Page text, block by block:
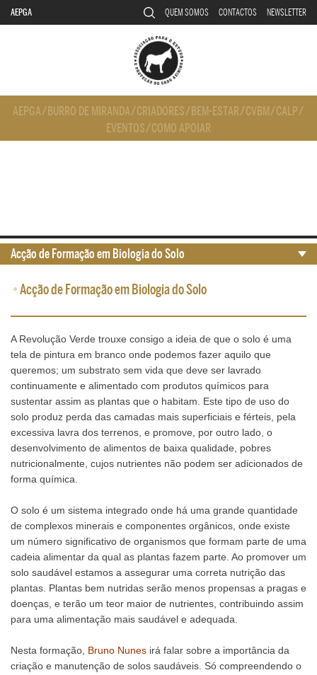
AEPGA QUEM SOMOS CONTACTOS NEWSLETTER
AEPGA/ BURRO DE MIRANDA/CRIADORES/ BEM-ESTAR/CVBM/CALP/
EVENTOS/COMO APOIAR
•Acção de Formação em Biologia do Solo
A Revolução Verde trouxe consigo a ideia de que o solo é uma
tela de pintura em branco onde podemos fazer aquilo que
queremos; um substrato sem vida que deve ser lavrado
continuamente e alimentado com produtos químicos para
sustentar assim as plantas que o habitam. Este tipo de uso do
solo produz perda das camadas mais superficiais e férteis, pela
excessiva lavra dos terrenos, e promove, por outro lado, o
desenvolvimento de alimentos de baixa qualidade, pobres
nutricionalmente, cujos nutrientes não podem ser adicionados de
forma química.
O solo é um sistema integrado onde há uma grande quantidade
de complexos minerais e componentes orgânicos, onde existe
um número significativo de organismos que formam parte de uma
cadeia alimentar da qual as plantas fazem parte. Ao promover um
solo saudável estamos a assegurar uma correta nutrição das
plantas. Plantas bem nutridas serão menos propensas a pragas e
doenças, e terão um teor maior de nutrientes, contribuindo assim
para uma alimentação mais saudável e adequada.
Nesta formação, Bruno Nunes irá falar sobre a importância da
criação e manutenção de solos saudáveis. Só compreendendo o
Acção de Formação em Biologia do Solo